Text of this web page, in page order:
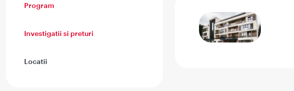
Program
Investigatii si preturi
Locatii